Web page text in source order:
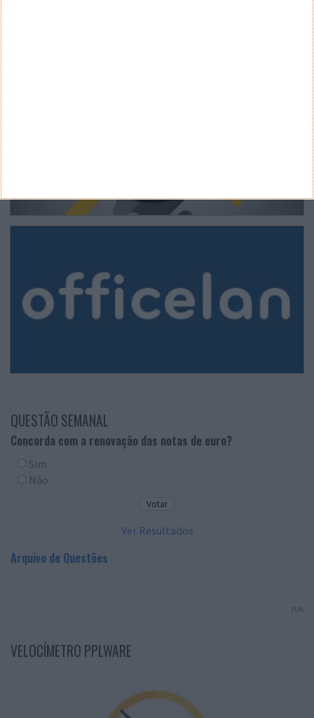
QUESTÃO SEMANAL
Concorda com a renovação das notas de euro?
Sim
Não
Ver Resultados
Arquivo de Questões
PUB
VELOCÍMETRO PPLWARE